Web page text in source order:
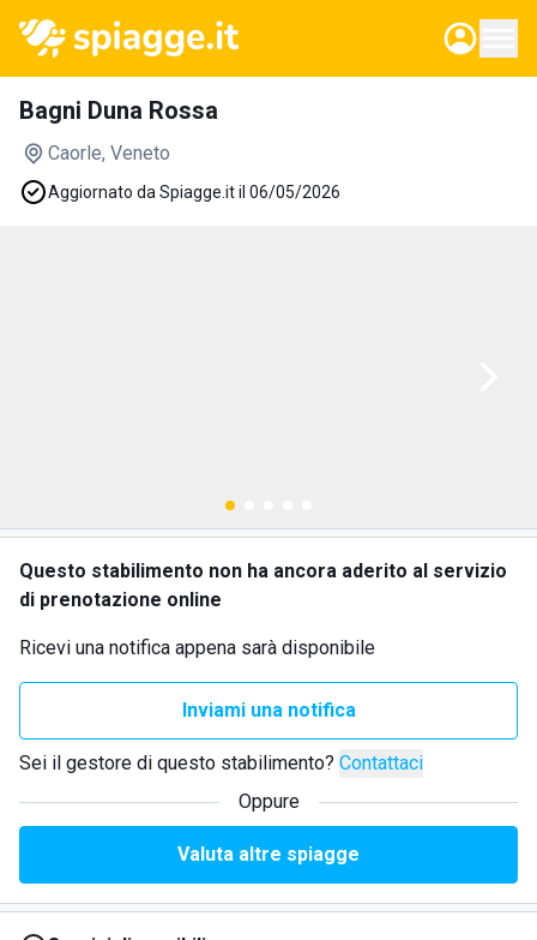
Bagni Duna Rossa
Caorle, Veneto
Aggiornato da Spiagge.it il 06/05/2026
Questo stabilimento non ha ancora aderito al servizio
di prenotazione online
Ricevi una notifica appena sarà disponibile
Inviami una notifica
Sei il gestore di questo stabilimento? Contattaci
Oppure
Valuta altre spiagge